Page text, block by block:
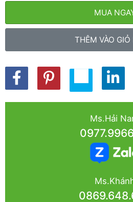
MUA
THÊM VÀO GIỎ
Ms.Hải